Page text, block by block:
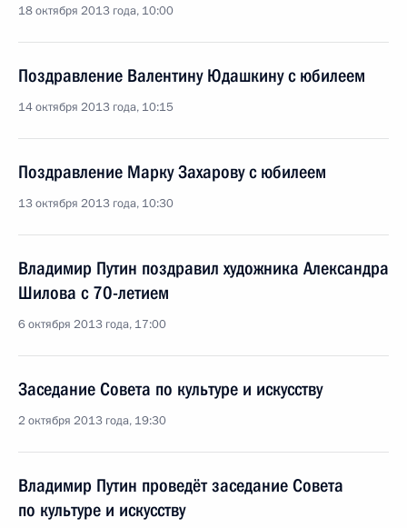
18 октября 2013 года, 10:00
Поздравление Валентину Юдашкину с юбилеем
14 октября 2013 года, 10:15
Поздравление Марку Захарову с юбилеем
13 октября 2013 года, 10:30
Владимир Путин поздравил художника Александра
Шилова с 70-летием
6 октября 2013 года, 17:00
Заседание Совета по культуре и искусству
2 октября 2013 года, 19:30
Владимир Путин проведёт заседание Совета
по культуре и искусству